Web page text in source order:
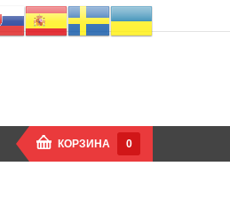
КОРЗИНА 0